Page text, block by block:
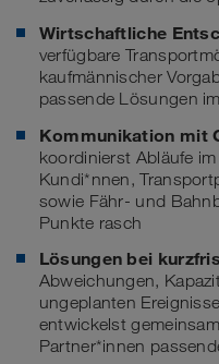
Wirtschaftliche
verfügbare
kaufmännischer
passende Lösungen
Kommunikation mit
koordinierst Abläufe
Kundi*nnen,
sowie Fähr- und
Punkte rasch
Lösungen bei
Abweichungen,
ungeplanten
entwickelst
Partner*innen